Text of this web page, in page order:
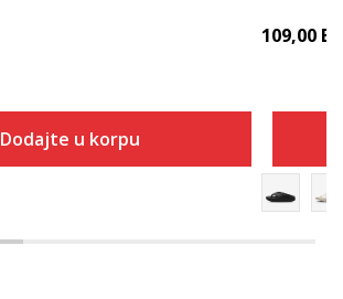
Dodajte u korpu
109,00